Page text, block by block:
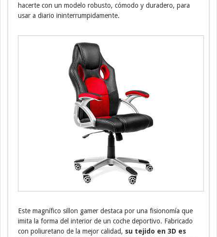
hacerte con un modelo robusto, cómodo y duradero, para
usar a diario ininterrumpidamente.
Este magnífico sillon gamer destaca por una fisionomía que
imita la forma del interior de un coche deportivo. Fabricado
con poliuretano de la mejor calidad, su tejido en 3D es